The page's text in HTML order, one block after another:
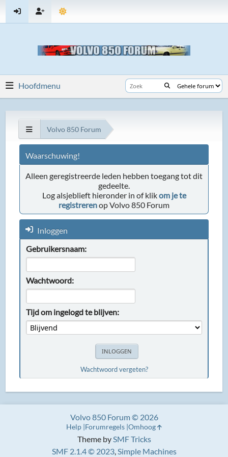
Hoofdmenu
Volvo 850 Forum
Waarschuwing!
Alleen geregistreerde leden hebben toegang tot dit
gedeelte.
Log alsjeblieft hieronder in of klikom je te
registrerenop Volvo 850 Forum
Inloggen
Gebruikersnaam:
Wachtwoord:
Tijd om ingelogd te blijven:
Wachtwoord vergeten?
Theme bySMF Tricks
SMF 2.1.4 © 2023,Simple Machines
Volvo 850 Forum © 2026
Help Forumregels Omhoog